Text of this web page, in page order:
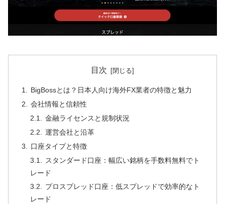
目次
BigBossとは？日本人向け海外FX業者の特徴と魅力
会社情報と信頼性
金融ライセンスと規制状況
運営会社と沿革
口座タイプと特徴
スタンダード口座：幅広い銘柄を手数料無料でト
レード
プロスプレッド口座：低スプレッドで効率的なト
レード